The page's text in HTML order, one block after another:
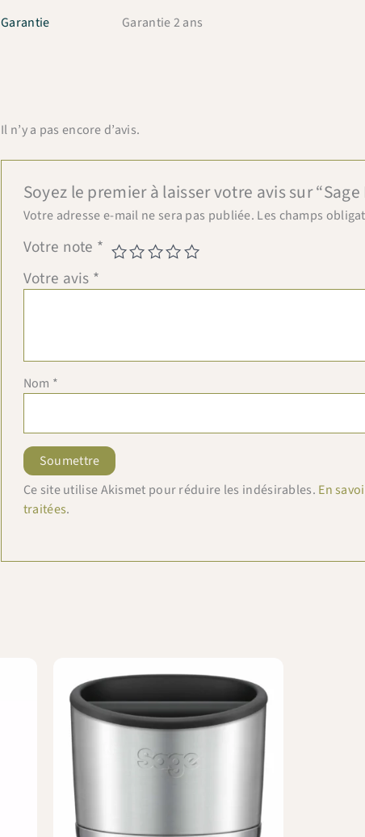
Garantie
Garantie 2 ans
Il n’y a pas encore d’avis.
Soyez le premier à laisser votre avis sur
Votre adresse e-mail ne sera pas publiée. Les champs
Votre note *
Votre avis *
Nom *
Ce site utilise Akismet pour réduire les indésirables. En
traitées.
abonnements, machines à café, bouilloires,
Copiez le code ci-dessous, puis collez-le
"Code promo" de votre panier.
BIENVENUE10